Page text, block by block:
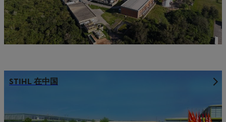
STIHL 在中国